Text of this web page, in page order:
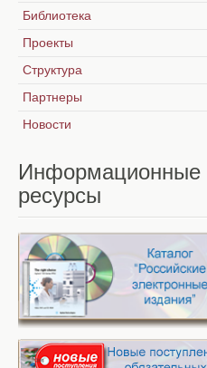
Библиотека
Проекты
Структура
Партнеры
Новости
Информационные
ресурсы